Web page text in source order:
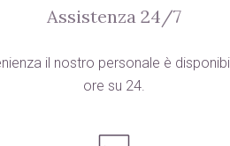
Assistenza 24/7
il nostro personale è
ore su 24.